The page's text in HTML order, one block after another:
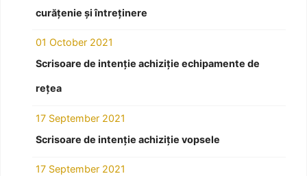
curățenie și întreținere
01 October 2021
Scrisoare de intenție achiziție echipamente de
rețea
17 September 2021
Scrisoare de intenție achiziție vopsele
17 September 2021